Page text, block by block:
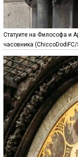
Статуите на Философа и
часовника